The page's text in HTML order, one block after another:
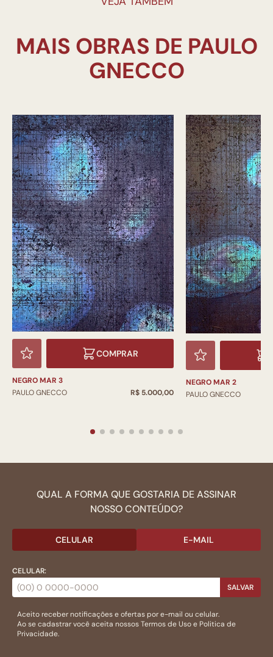
MAIS OBRAS DE PAULO
COMPRAR
NEGRO MAR 3
PAULO GNECCO
R$ 5.000,00
NEGRO MAR 2
PAULO GNECCO
QUAL A FORMA QUE GOSTARIA DE ASSINAR
NOSSO CONTEÚDO?
CELULAR E-MAIL
CELULAR:
SALVAR
Aceito receber notificações e ofertas por e-mail ou celular.
Ao se cadastrar você aceita nossosTermos de Usoe Politica de
Privacidade.